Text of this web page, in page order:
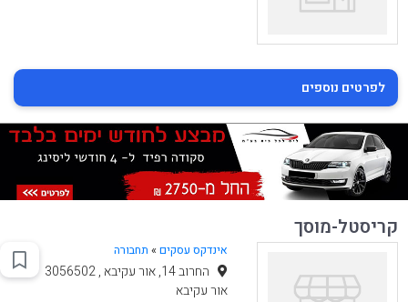
לפרטים נוספים
קריסטל-מוסך
אינדקס עסקים » תחבורה
החרוב 14, אור עקיבא , 3056502
אור עקיבא